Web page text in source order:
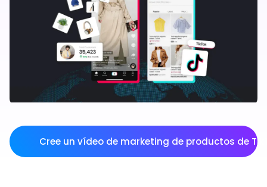
Cree un vídeo de marketing de productos de